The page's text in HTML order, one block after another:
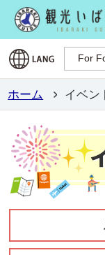
ForFor
ホーム イベン